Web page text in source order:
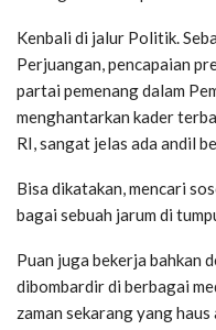
Kenbali di jalur Politik.
Perjuangan, pencapaian
partai pemenang dalam
menghantarkan kader
RI, sangat jelas ada andil
Bisa dikatakan, mencari
bagai sebuah jarum di
Puan juga bekerja bahkan
dibombardir di berbagai
zaman sekarang yang haus